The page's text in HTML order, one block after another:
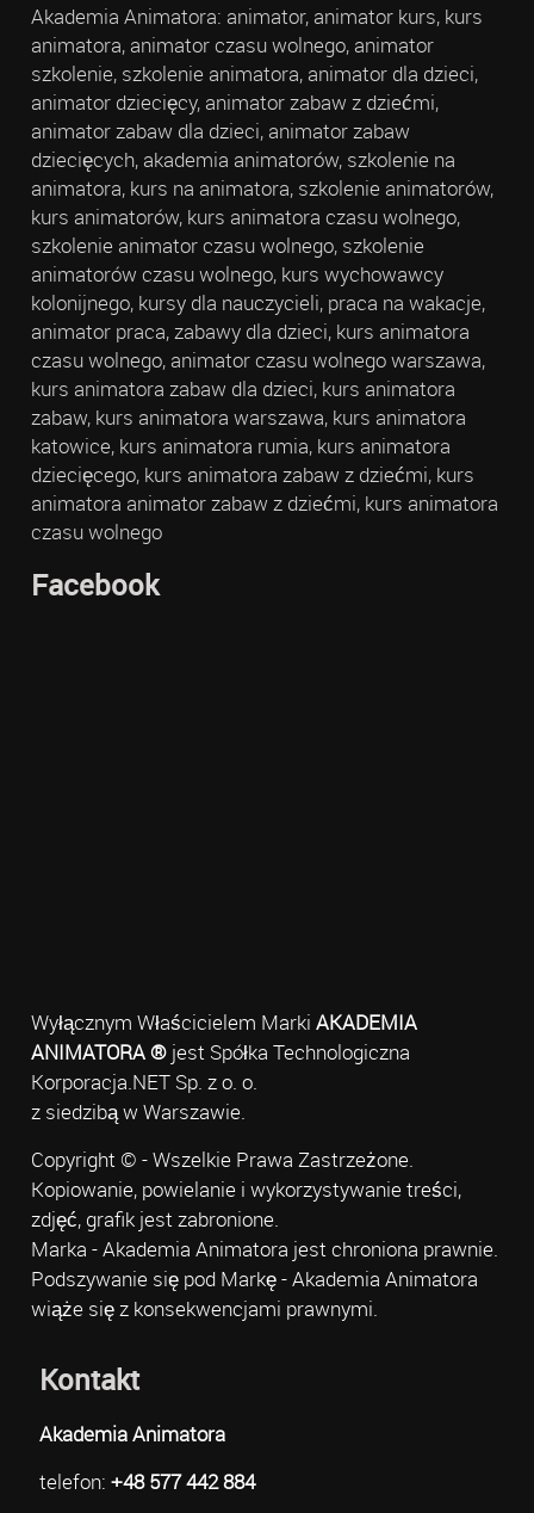
Akademia Animatora: animator, animator kurs, kurs
animatora, animator czasu wolnego, animator
szkolenie, szkolenie animatora, animator dla dzieci,
animator dziecięcy, animator zabaw z dziećmi,
animator zabaw dla dzieci, animator zabaw
dziecięcych, akademia animatorów, szkolenie na
animatora, kurs na animatora, szkolenie animatorów,
kurs animatorów, kurs animatora czasu wolnego,
szkolenie animator czasu wolnego, szkolenie
animatorów czasu wolnego, kurs wychowawcy
kolonijnego, kursy dla nauczycieli, praca na wakacje,
animator praca, zabawy dla dzieci, kurs animatora
czasu wolnego, animator czasu wolnego warszawa,
kurs animatora zabaw dla dzieci, kurs animatora
zabaw, kurs animatora warszawa, kurs animatora
katowice, kurs animatora rumia, kurs animatora
dziecięcego, kurs animatora zabaw z dziećmi, kurs
animatora animator zabaw z dziećmi, kurs animatora
czasu wolnego
Facebook
Wyłącznym Właścicielem Marki AKADEMIA
ANIMATORA ®jest Spółka Technologiczna
Korporacja.NET Sp. z o. o.
z siedzibą w Warszawie.
Copyright © - Wszelkie Prawa Zastrzeżone.
Kopiowanie, powielanie i wykorzystywanie treści,
zdjęć, grafik jest zabronione.
Marka - Akademia Animatora jest chroniona prawnie.
Podszywanie się pod Markę - Akademia Animatora
wiąże się z konsekwencjami prawnymi.
Kontakt
Akademia Animatora
telefon: +48 577 442 884